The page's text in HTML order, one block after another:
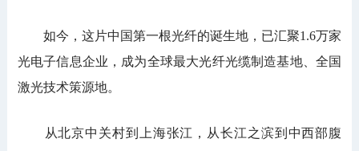
如今，这片中国第一根光纤的诞生地，已汇聚1.6万家
光电子信息企业，成为全球最大光纤光缆制造基地、全国
激光技术策源地。
从北京中关村到上海张江，从长江之滨到中西部腹